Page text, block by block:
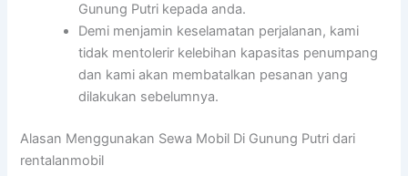
Gunung Putri kepada anda.
Demi menjamin keselamatan perjalanan, kami
tidak mentolerir kelebihan kapasitas penumpang
dan kami akan membatalkan pesanan yang
dilakukan sebelumnya.
Alasan Menggunakan Sewa Mobil Di Gunung Putri dari
rentalanmobil